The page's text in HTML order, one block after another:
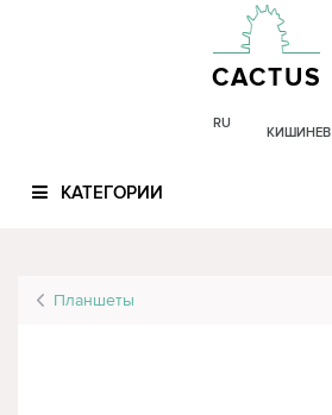
CACTUS
RU
КИШИНЕВ
КАТЕГОРИИ
Планшеты